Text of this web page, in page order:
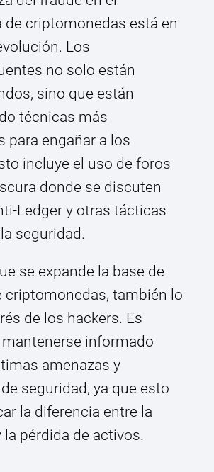
de criptomonedas está en
Los
no solo están
sino que están
técnicas más
para engañar a los
incluye el uso de foros
donde se discuten
Ledger y otras tácticas
seguridad.
se expande la base de
criptomonedas, también lo
de los hackers. Es
informado
amenazas y
seguridad, ya que esto
la diferencia entre la
la pérdida de activos.